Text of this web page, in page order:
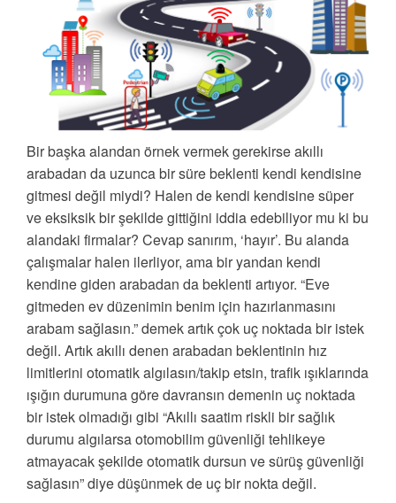
Bir başka alandan örnek vermek gerekirse akıllı
arabadan da uzunca bir süre beklenti kendi kendisine
gitmesi değil miydi? Halen de kendi kendisine süper
ve eksiksik bir şekilde gittiğini iddia edebiliyor mu ki bu
alandaki firmalar? Cevap sanırım, ‘hayır’. Bu alanda
çalışmalar halen ilerliyor, ama bir yandan kendi
kendine giden arabadan da beklenti artıyor. “Eve
gitmeden ev düzenimin benim için hazırlanmasını
arabam sağlasın.” demek artık çok uç noktada bir istek
değil. Artık akıllı denen arabadan beklentinin hız
limitlerini otomatik algılasın/takip etsin, trafik ışıklarında
ışığın durumuna göre davransın demenin uç noktada
bir istek olmadığı gibi “Akıllı saatim riskli bir sağlık
durumu algılarsa otomobilim güvenliği tehlikeye
atmayacak şekilde otomatik dursun ve sürüş güvenliği
sağlasın” diye düşünmek de uç bir nokta değil.